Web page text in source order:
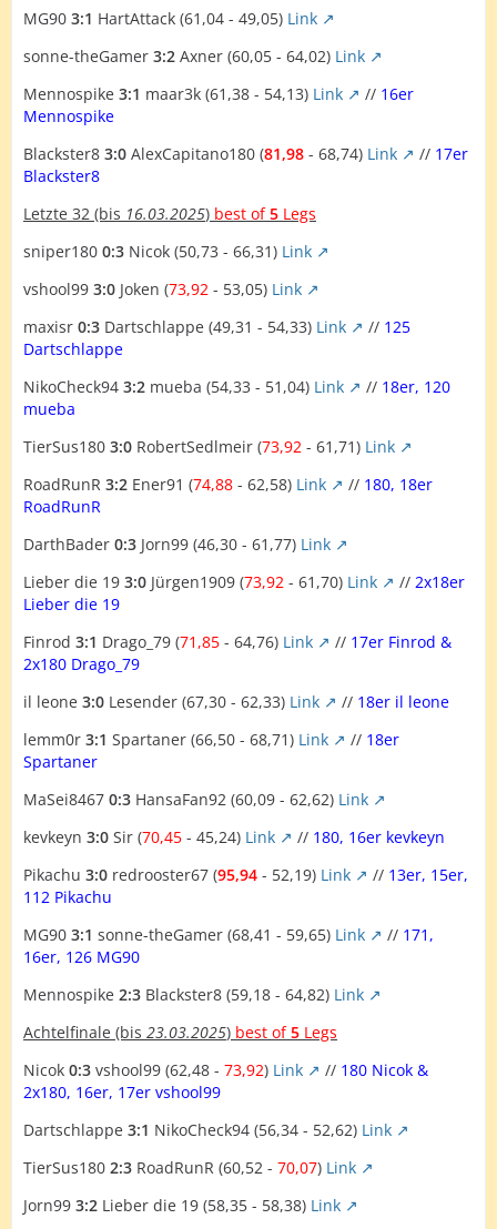
MG90 3:1 HartAttack (61,04 - 49,05) Link
sonne-theGamer 3:2 Axner (60,05 - 64,02) Link
Mennospike 3:1 maar3k (61,38 - 54,13) Link // 16er
Mennospike
Blackster8 3:0 AlexCapitano180 (81,98 - 68,74) Link // 17er
Blackster8
Letzte 32 (bis 16.03.2025) best of 5 Legs
sniper180 0:3 Nicok (50,73 - 66,31) Link
vshool99 3:0 Joken (73,92 - 53,05) Link
maxisr 0:3 Dartschlappe (49,31 - 54,33) Link // 125
Dartschlappe
NikoCheck94 3:2 mueba (54,33 - 51,04) Link // 18er, 120
mueba
TierSus180 3:0 RobertSedlmeir (73,92 - 61,71) Link
RoadRunR 3:2 Ener91 (74,88 - 62,58) Link // 180, 18er
RoadRunR
DarthBader 0:3 Jorn99 (46,30 - 61,77) Link
Lieber die 19 3:0 Jürgen1909 (73,92 - 61,70) Link // 2x18er
Lieber die 19
Finrod 3:1 Drago_79 (71,85 - 64,76) Link // 17er Finrod &
2x180 Drago_79
il leone 3:0 Lesender (67,30 - 62,33) Link // 18er il leone
lemm0r 3:1 Spartaner (66,50 - 68,71) Link // 18er
Spartaner
MaSei8467 0:3 HansaFan92 (60,09 - 62,62) Link
kevkeyn 3:0 Sir (70,45 - 45,24) Link // 180, 16er kevkeyn
Pikachu 3:0 redrooster67 (95,94 - 52,19) Link // 13er, 15er,
112 Pikachu
MG90 3:1 sonne-theGamer (68,41 - 59,65) Link // 171,
16er, 126 MG90
Mennospike 2:3 Blackster8 (59,18 - 64,82) Link
Achtelfinale (bis 23.03.2025) best of 5 Legs
Nicok 0:3 vshool99 (62,48 - 73,92) Link // 180 Nicok &
2x180, 16er, 17er vshool99
Dartschlappe 3:1 NikoCheck94 (56,34 - 52,62) Link
TierSus180 2:3 RoadRunR (60,52 - 70,07) Link
Jorn99 3:2 Lieber die 19 (58,35 - 58,38) Link